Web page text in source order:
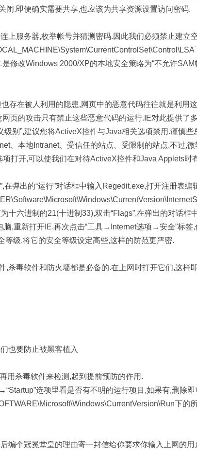
闭.即便确实需要共享,也应该为共享资源设置访问密码.
上服务器,枚举帐号并猜测密码.因此我们必须禁止建立
修改Windows 2000/XP的本地安全策略为“不允许SAM
存在被人利用的隐患,网页中的恶意代码往往就是利用
页的攻击只有禁止这些恶意代码的运行.IE对此提供了
级别”,建议您将ActiveX控件与Java相关选项禁用.谨慎些
、本地Intranet、受信任的站点、受限制的站点.不过,微
打开,可以使我们在对待ActiveX控件和Java Applets时
在弹出的“运行”对话框中输入Regedit.exe,打开注册表编
十六进制的21(十进制33),双击“Flags”,在弹出的对话框
脑,重新打开IE,再次点击“工具→Internet选项→安全”标签
等级.将它的安全等级设定高些,这样的防范更严密.
,杀毒软件和防火墙都是必备的.在上网时打开它们,这样
也要防止被黑客植入
用杀毒软件来检测,起到提前预防的作用.
选项里看是否有不明的运行项目,如果有,删除即
下的
编个冠冕堂皇的理由寄一封信给你要求你输入上网的